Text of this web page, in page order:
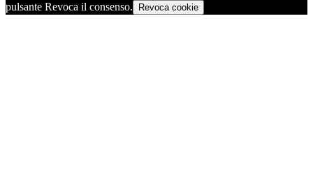
pulsante Revoca il consenso.
Revoca cookie